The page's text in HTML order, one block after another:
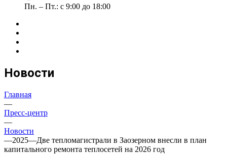
Пн. – Пт.: с 9:00 до 18:00
Новости
Главная
—
Пресс-центр
—
Новости
—2025—Две тепломагистрали в Заозерном внесли в план
капитального ремонта теплосетей на 2026 год